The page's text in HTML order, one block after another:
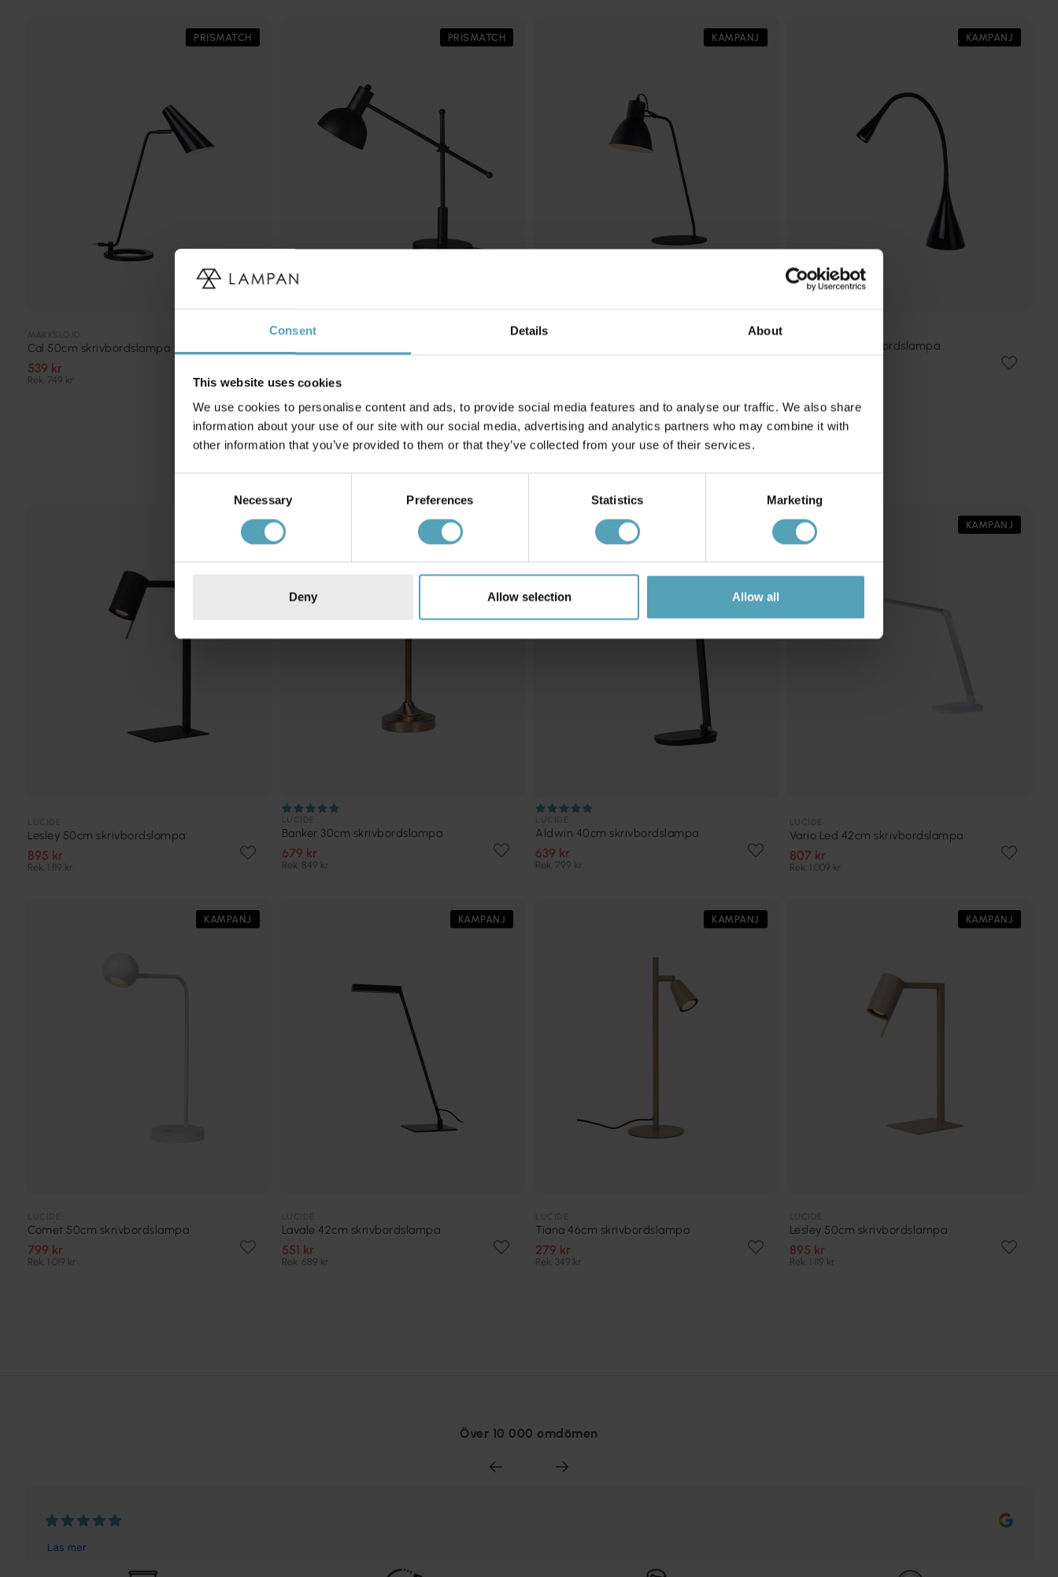
Consent Details About
This website uses cookies
We use cookies to personalise content and ads, to provide social media features and to analyse our traffic. We also share
information about your use of our site with our social media, advertising and analytics partners who may combine it with
other information that you’ve provided to them or that they’ve collected from your use of their services.
Necessary Preferences Statistics Marketing
Deny Allow selection Allow all
PRISMATCH
Cal 50cm skrivbordslampa
539 kr
Rek. 749 kr
PRISMATCH
DYBERG LARSEN
Rek. 799 kr
KAMPANJ
LUCIDE
KAMPANJ
Zozy 48cm skrivbordslampa
Andra köpte även
KAMPANJ
Lesley 50cm skrivbordslampa
895 kr
Rek. 1 119 kr
KAMPANJ
Banker 30cm skrivbordslampa
679 kr
Rek. 849 kr
Aldwin 40cm skrivbordslampa
639 kr
Rek. 799 kr
KAMPANJ
Vario Led 42cm skrivbordslampa
807 kr
Rek. 1 009 kr
KAMPANJ
Comet 50cm skrivbordslampa
799 kr
Rek. 1 019 kr
KAMPANJ
Lavale 42cm skrivbordslampa
551 kr
Rek. 689 kr
KAMPANJ
Tiana 46cm skrivbordslampa
279 kr
Rek. 349 kr
KAMPANJ
Lesley 50cm skrivbordslampa
895 kr
Rek. 1 119 kr
Över 10 000 omdömen